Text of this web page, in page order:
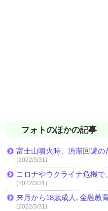
フォトのほかの記事
富士山噴火時、渋滞回避の
(2022/3/31)
コロナやウクライナ危機
(2022/3/31)
来月から18歳成人､金融教
(2022/3/31)